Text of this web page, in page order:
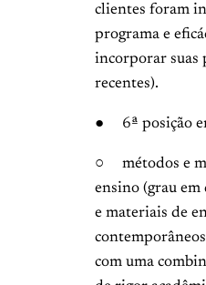
clientes foram
programa e
incorporar suas
recentes).
● 6ª posição
○ métodos e
ensino (grau em
e materiais de
com uma